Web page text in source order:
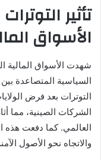
تأثير
الأسواق
شهدت الأسواق المالية
السياسية المتصاعدة
التوترات بعد فرض
الشركات الصينية، مما
العالمي. كما دفعت هذه
والاتجاه نحو الأصول